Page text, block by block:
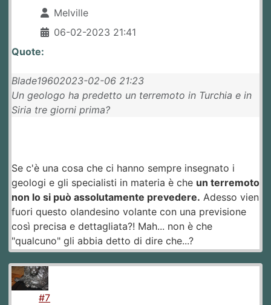
Melville
06-02-2023 21:41
Quote:
Blade19602023-02-06 21:23
Un geologo ha predetto un terremoto in Turchia e in
Siria tre giorni prima?
Se c'è una cosa che ci hanno sempre insegnato i
geologi e gli specialisti in materia è che un terremoto
non lo si può assolutamente prevedere. Adesso vien
fuori questo olandesino volante con una previsione
così precisa e dettagliata?! Mah... non è che
"qualcuno" gli abbia detto di dire che...?
#7